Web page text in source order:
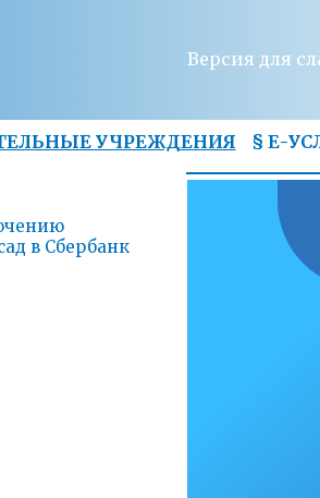
Версия для
УЧРЕЖДЕНИЯ § Е-
в Сбербанк